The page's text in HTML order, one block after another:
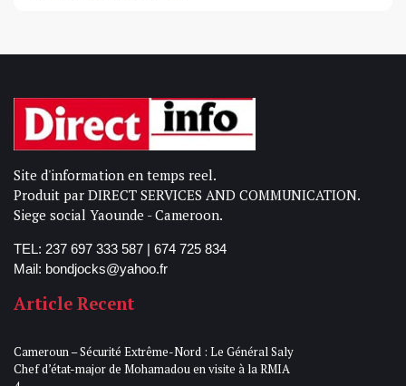
Site d'information en temps reel.
Produit par DIRECT SERVICES AND COMMUNICATION.
Siege social Yaounde - Cameroon.
TEL: 237 697 333 587 | 674 725 834
Mail: bondjocks@yahoo.fr
Article Recent
Cameroun – Sécurité Extrême-Nord : Le Général Saly
Chef d’état-major de Mohamadou en visite à la RMIA